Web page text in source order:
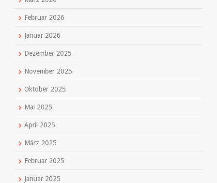
Februar 2026
Januar 2026
Dezember 2025
November 2025
Oktober 2025
Mai 2025
April 2025
März 2025
Februar 2025
Januar 2025